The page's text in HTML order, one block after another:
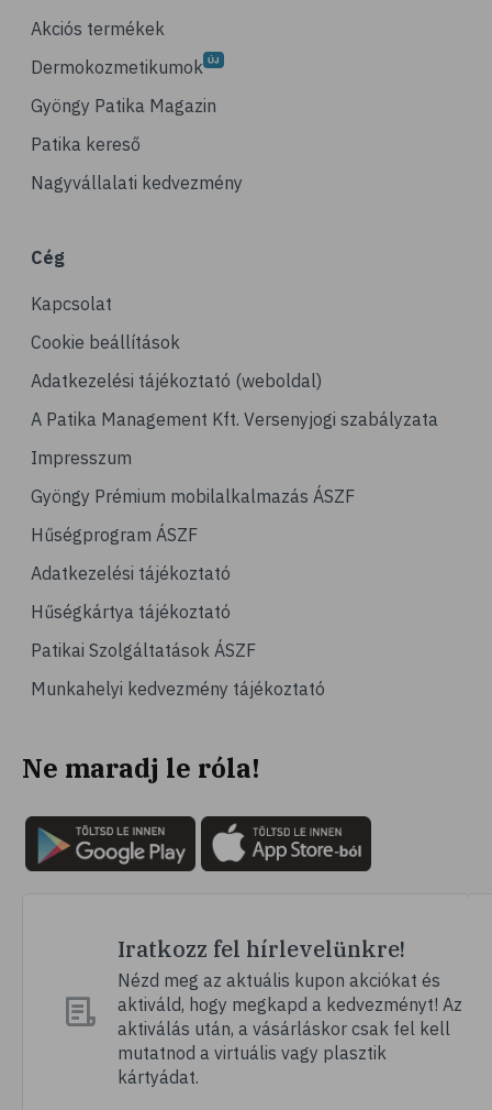
# vas
# gluténmentes
# quinoa
# hajdina
# egészséges étrend
# kenyér
# gabona
Akciós termékek
Dermokozmetikumok
Gyöngy Patika Magazin
Patika kereső
Nagyvállalati kedvezmény
Cég
Kapcsolat
Cookie beállítások
Adatkezelési tájékoztató (weboldal)
A Patika Management Kft. Versenyjogi szabályzata
Impresszum
Gyöngy Prémium mobilalkalmazás ÁSZF
Hűségprogram ÁSZF
Adatkezelési tájékoztató
Hűségkártya tájékoztató
Patikai Szolgáltatások ÁSZF
Munkahelyi kedvezmény tájékoztató
Ne maradj le róla!
Iratkozz fel hírlevelünkre!
Nézd meg az aktuális kupon akciókat és
aktiváld, hogy megkapd a kedvezményt! Az
aktiválás után, a vásárláskor csak fel kell
mutatnod a virtuális vagy plasztik
kártyádat.